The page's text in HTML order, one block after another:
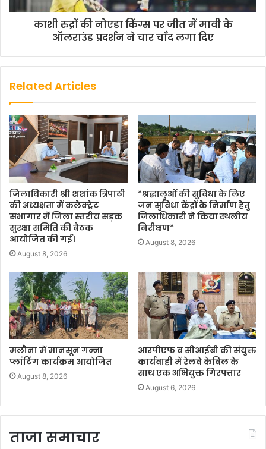
काशी रुद्रों की नोएडा किंग्स पर जीत में मावी के
ऑलराउंड प्रदर्शन ने चार चाँद लगा दिए
Related Articles
जिलाधिकारी श्री शशांक त्रिपाठी
की अध्यक्षता में कलेक्ट्रेट
सभागार में जिला स्तरीय सड़क
सुरक्षा समिति की बैठक
आयोजित की गई।
August 8, 2026
*श्रद्धालुओं की सुविधा के लिए
जन सुविधा केंद्रों के निर्माण हेतु
जिलाधिकारी ने किया स्थलीय
निरीक्षण*
August 8, 2026
मलौना में मानसून गन्ना
प्लांटिंग कार्यक्रम आयोजित
August 8, 2026
आरपीएफ व सीआईबी की संयुक्त
कार्यवाही में रेलवे केबिल के
साथ एक अभियुक्त गिरफ्तार
August 6, 2026
ताजा समाचार